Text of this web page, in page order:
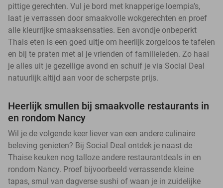
pittige gerechten. Vul je bord met knapperige loempia’s,
laat je verrassen door smaakvolle wokgerechten en proef
alle kleurrijke smaaksensaties. Een avondje onbeperkt
Thais eten is een goed uitje om heerlijk zorgeloos te tafelen
en bij te praten met al je vrienden of familieleden. Zo haal
je alles uit je gezellige avond en schuif je via Social Deal
natuurlijk altijd aan voor de scherpste prijs.
Heerlijk smullen bij smaakvolle restaurants in
en rondom Nancy
Wil je de volgende keer liever van een andere culinaire
beleving genieten? Bij Social Deal ontdek je naast de
Thaise keuken nog talloze andere restaurantdeals in en
rondom Nancy. Proef bijvoorbeeld verrassende kleine
tapas, smul van dagverse sushi of waan je in zuidelijke